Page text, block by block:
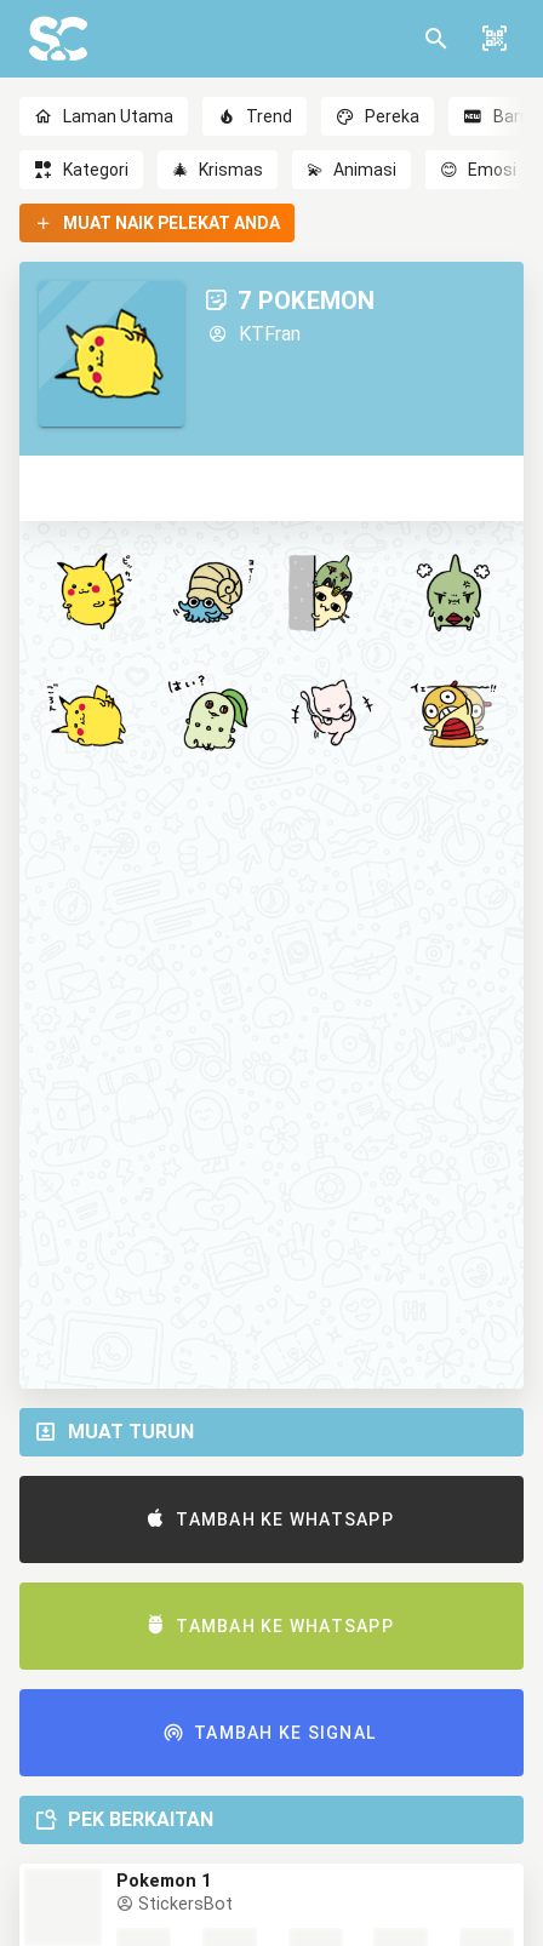
Laman Utama Trend Pereka Baru
Kategori 🎄 Krismas 💫 Animasi 😊 Emosi
MUAT NAIK PELEKAT ANDA
7 POKEMON
KTFran
MUAT TURUN
TAMBAH KE WHATSAPP
TAMBAH KE WHATSAPP
TAMBAH KE SIGNAL
PEK BERKAITAN
Pokemon 1
StickersBot